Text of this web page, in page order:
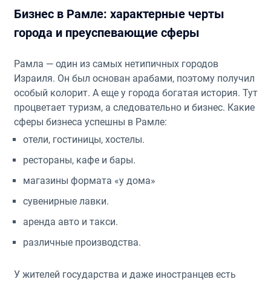
Бизнес в Рамле: характерные черты
города и преуспевающие сферы
Рамла — один из самых нетипичных городов
Израиля. Он был основан арабами, поэтому получил
особый колорит. А еще у города богатая история. Тут
процветает туризм, а следовательно и бизнес. Какие
сферы бизнеса успешны в Рамле:
отели, гостиницы, хостелы.
рестораны, кафе и бары.
магазины формата «у дома»
сувенирные лавки.
аренда авто и такси.
различные производства.
У жителей государства и даже иностранцев есть